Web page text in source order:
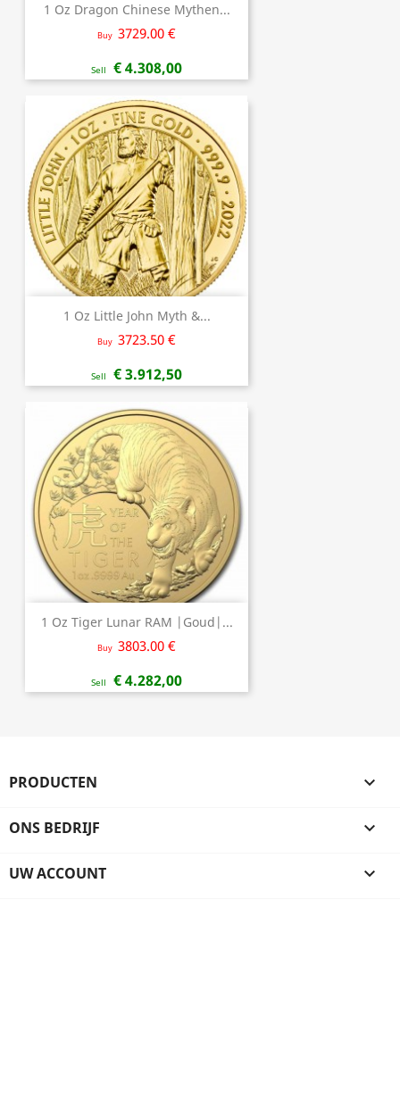
1 Oz Dragon Chinese Mythen...
Buy 3729.00 €
Sell € 4.308,00
1 Oz Little John Myth &...
Buy 3723.50 €
Sell € 3.912,50
1 Oz Tiger Lunar RAM |Goud|...
Buy 3803.00 €
Sell € 4.282,00
PRODUCTEN 
ONS BEDRIJF 
UW ACCOUNT 